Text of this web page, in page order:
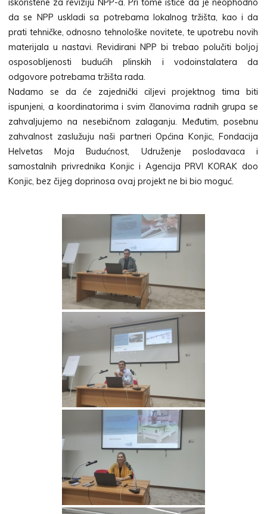
iskorištene za reviziju NPP-a. Pri tome ističe da je neophodno
da se NPP uskladi sa potrebama lokalnog tržišta, kao i da
prati tehničke, odnosno tehnološke novitete, te upotrebu novih
materijala u nastavi. Revidirani NPP bi trebao polučiti boljoj
osposobljenosti budućih plinskih i vodoinstalatera da
odgovore potrebama tržišta rada.
Nadamo se da će zajednički ciljevi projektnog tima biti
ispunjeni, a koordinatorima i svim članovima radnih grupa se
zahvaljujemo na nesebičnom zalaganju. Međutim, posebnu
zahvalnost zaslužuju naši partneri Općina Konjic, Fondacija
Helvetas Moja Budućnost, Udruženje poslodavaca i
samostalnih privrednika Konjic i Agencija PRVI KORAK doo
Konjic, bez čijeg doprinosa ovaj projekt ne bi bio moguć.